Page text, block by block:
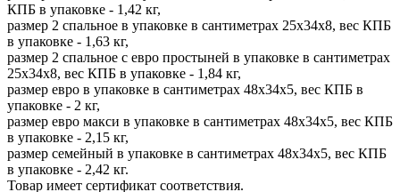
КПБ в упаковке - 1,42 кг,
размер 2 спальное в упаковке в сантиметрах 25х34х8, вес КПБ
в упаковке - 1,63 кг,
размер 2 спальное с евро простыней в упаковке в сантиметрах
25х34х8, вес КПБ в упаковке - 1,84 кг,
размер евро в упаковке в сантиметрах 48х34х5, вес КПБ в
упаковке - 2 кг,
размер евро макси в упаковке в сантиметрах 48х34х5, вес КПБ
в упаковке - 2,15 кг,
размер семейный в упаковке в сантиметрах 48х34х5, вес КПБ
в упаковке - 2,42 кг.
Товар имеет сертификат соответствия.